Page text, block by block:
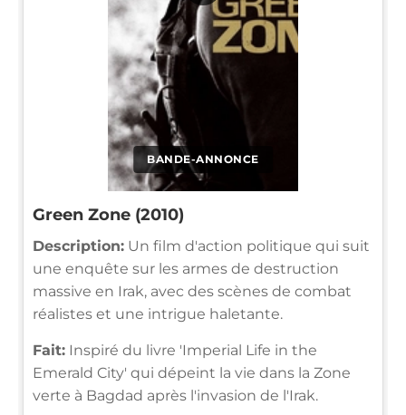
BANDE-ANNONCE
Green Zone (2010)
Description: Un film d'action politique qui suit
une enquête sur les armes de destruction
massive en Irak, avec des scènes de combat
réalistes et une intrigue haletante.
Fait: Inspiré du livre 'Imperial Life in the
Emerald City' qui dépeint la vie dans la Zone
verte à Bagdad après l'invasion de l'Irak.